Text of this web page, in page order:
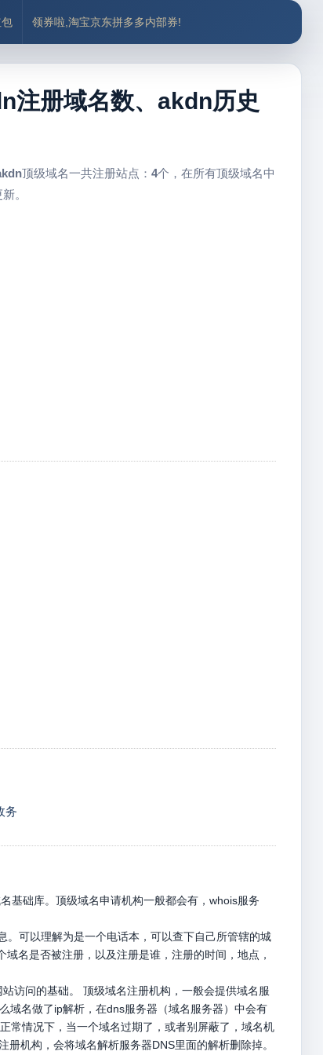
领券啦,淘宝京东拼多多内部券!
注册域名数、akdn历史
顶级域名一共注册站点： 4个，在所有顶级域名中
。
务
基础库。顶级域名申请机构一般都会有，whois服务
可以理解为是一个电话本，可以查下自己所管辖的城
名是否被注册，以及注册是谁，注册的时间，地点，
访问的基础。 顶级域名注册机构，一般会提供域名服
域名做了ip解析，在dns服务器（域名服务器）中会有
常情况下，当一个域名过期了，或者别屏蔽了，域名机
机构，会将域名解析服务器DNS里面的解析删除掉。